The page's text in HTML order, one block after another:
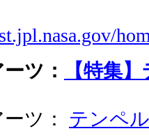
ツ：
【特集
ツ： テンペ